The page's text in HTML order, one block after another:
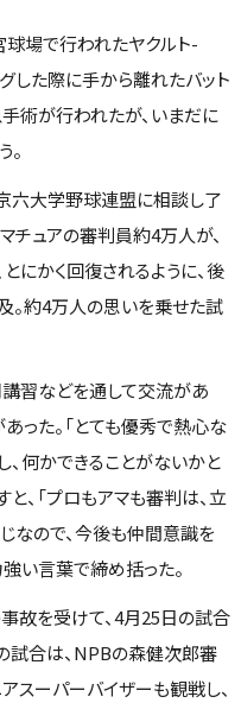
場で行われたヤクルト-
した際に手から離れたバット
術が行われたが、いまだに
。
京六大学野球連盟に相談し了
チュアの審判員約4万人が、
にかく回復されるように、後
。約4万人の思いを乗せた試
習などを通して交流があ
った。「とても優秀で熱心な
、何かできることがないかと
、「プロもアマも審判は、立
なので、今後も仲間意識を
い言葉で締め括った。
故を受けて、4月25日の試合
試合は、NPBの森健次郎審
スーパーバイザーも観戦し、